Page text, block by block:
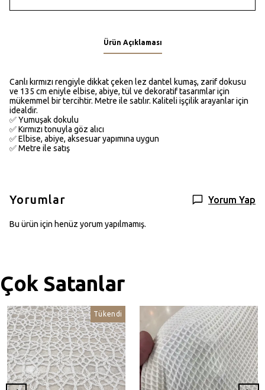
Ürün Açıklaması
Canlı kırmızı rengiyle dikkat çeken lez dantel kumaş, zarif dokusu
ve 135 cm eniyle elbise, abiye, tül ve dekoratif tasarımlar için
mükemmel bir tercihtir. Metre ile satılır. Kaliteli işçilik arayanlar için
idealdir.
✅ Yumuşak dokulu
✅ Kırmızı tonuyla göz alıcı
✅ Elbise, abiye, aksesuar yapımına uygun
✅ Metre ile satış
Yorumlar Yorum Yap
Bu ürün için henüz yorum yapılmamış.
Çok Satanlar
Tükendi